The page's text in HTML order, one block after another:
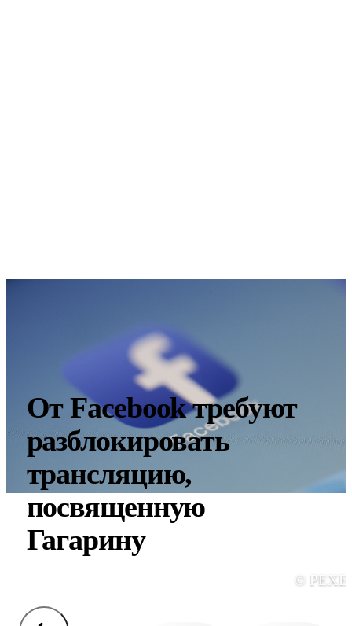
От Facebook требуют
разблокировать
трансляцию,
посвященную
Гагарину
©